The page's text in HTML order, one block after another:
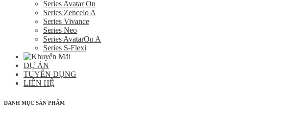
Series Avatar On
Series Zencelo A
Series Vivance
Series Neo
Series AvatarOn A
Series S-Flexi
DỰ ÁN
TUYỂN DỤNG
LIÊN HỆ
DANH MỤC SẢN PHẨM